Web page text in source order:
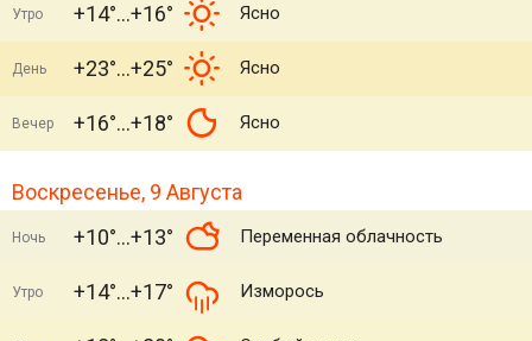
Утро +14° +16° Ясно
День +23° +25° Ясно
Вечер +16° +18° Ясно
Воскресенье, 9 Августа
Ночь +10° +13° Переменная облачность
Утро +14° +17° Изморось